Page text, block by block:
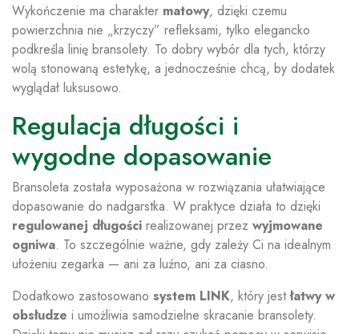
Wykończenie ma charakter matowy, dzięki czemu
powierzchnia nie „krzyczy” refleksami, tylko elegancko
podkreśla linię bransolety. To dobry wybór dla tych, którzy
wolą stonowaną estetykę, a jednocześnie chcą, by dodatek
wyglądał luksusowo.
Regulacja długości i
wygodne dopasowanie
Bransoleta została wyposażona w rozwiązania ułatwiające
dopasowanie do nadgarstka. W praktyce działa to dzięki
regulowanej długości realizowanej przez wyjmowane
ogniwa. To szczególnie ważne, gdy zależy Ci na idealnym
ułożeniu zegarka — ani za luźno, ani za ciasno.
Dodatkowo zastosowano system LINK, który jestłatwy w
obsłudze i umożliwia samodzielne skracanie bransolety.